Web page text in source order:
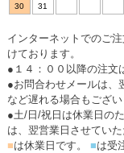
30
31
インターネットでのご
けております。
●１４：００以降の注文
●お問合わせメールは、
など遅れる場合もござ
●土/日/祝日は休業日の
は、翌営業日させていた
■は休業日です。 ■は受